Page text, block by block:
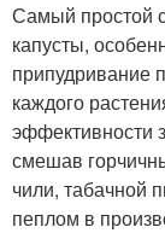
Самый простой
капусты,
припудривание
каждого
эффективности
смешав
чили, табачной
пеплом в